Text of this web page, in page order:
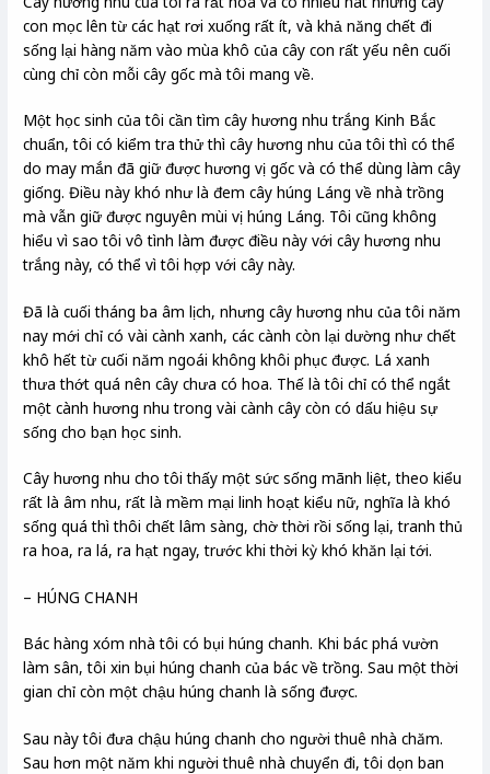
con mọc lên từ các hạt rơi xuống rất ít, và khả năng chết đi
sống lại hàng năm vào mùa khô của cây con rất yếu nên cuối
cùng chỉ còn mỗi cây gốc mà tôi mang về.
Một học sinh của tôi cần tìm cây hương nhu trắng Kinh Bắc
chuẩn, tôi có kiểm tra thử thì cây hương nhu của tôi thì có thể
do may mắn đã giữ được hương vị gốc và có thể dùng làm cây
giống. Điều này khó như là đem cây húng Láng về nhà trồng
mà vẫn giữ được nguyên mùi vị húng Láng. Tôi cũng không
hiểu vì sao tôi vô tình làm được điều này với cây hương nhu
trắng này, có thể vì tôi hợp với cây này.
Đã là cuối tháng ba âm lịch, nhưng cây hương nhu của tôi năm
nay mới chỉ có vài cành xanh, các cành còn lại dường như chết
khô hết từ cuối năm ngoái không khôi phục được. Lá xanh
thưa thớt quá nên cây chưa có hoa. Thế là tôi chỉ có thể ngắt
một cành hương nhu trong vài cành cây còn có dấu hiệu sự
sống cho bạn học sinh.
Cây hương nhu cho tôi thấy một sức sống mãnh liệt, theo kiểu
rất là âm nhu, rất là mềm mại linh hoạt kiểu nữ, nghĩa là khó
sống quá thì thôi chết lâm sàng, chờ thời rồi sống lại, tranh thủ
ra hoa, ra lá, ra hạt ngay, trước khi thời kỳ khó khăn lại tới.
– HÚNG CHANH
Bác hàng xóm nhà tôi có bụi húng chanh. Khi bác phá vườn
làm sân, tôi xin bụi húng chanh của bác về trồng. Sau một thời
gian chỉ còn một chậu húng chanh là sống được.
Sau này tôi đưa chậu húng chanh cho người thuê nhà chăm.
Sau hơn một năm khi người thuê nhà chuyển đi, tôi dọn ban